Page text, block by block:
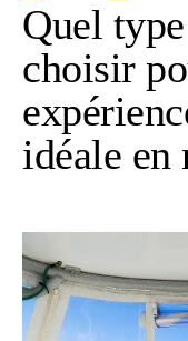
Quel
choisir
idéale en